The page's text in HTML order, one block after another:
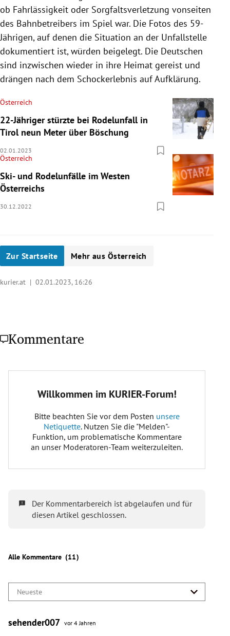
ob Fahrlässigkeit oder Sorgfaltsverletzung vonseiten
des Bahnbetreibers im Spiel war. Die Fotos des 59-
Jährigen, auf denen die Situation an der Unfallstelle
dokumentiert ist, würden beigelegt. Die Deutschen
sind inzwischen wieder in ihre Heimat gereist und
drängen nach dem Schockerlebnis auf Aufklärung.
Österreich
22-Jähriger stürzte bei Rodelunfall in
Tirol neun Meter über Böschung
02.01.2023
Österreich
Ski- und Rodelunfälle im Westen
Österreichs
30.12.2022
Zur Startseite Mehr aus Österreich
kurier.at | 02.01.2023, 16:26
Kommentare